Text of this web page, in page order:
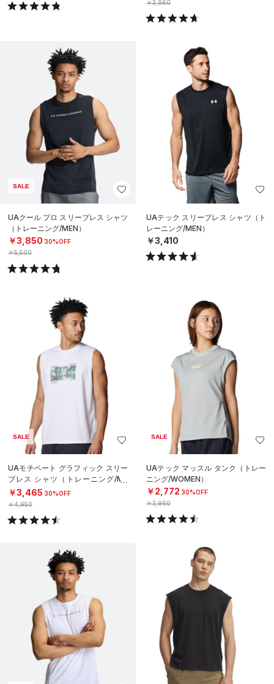
￥3,960
SALE
UAクール プロ スリーブレス シャツ
（トレーニング/MEN）
￥3,850 30%OFF
￥5,500
UAテック スリーブレス シャツ（ト
レーニング/MEN）
￥3,410
SALE
UAモチベート グラフィック スリー
ブレス シャツ（トレーニング/ME
N）
￥3,465 30%OFF
￥4,950
SALE
UAテック マッスル タンク（トレー
ニング/WOMEN）
￥2,772 30%OFF
￥3,960